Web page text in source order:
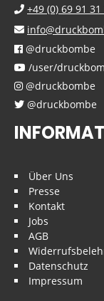
+49 (0) 69 91
@druckbombe
/user/
@druckbombe
@druckbombe
Über Uns
Presse
Kontakt
Jobs
AGB
Datenschutz
Impressum